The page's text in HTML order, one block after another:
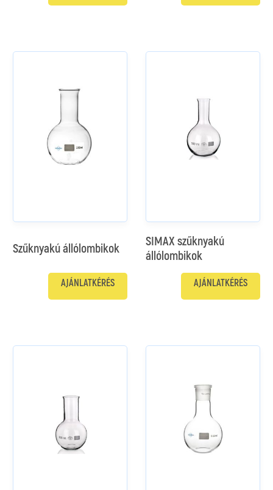
Szűknyakú állólombikok
AJÁNLATKÉRÉS
SIMAX szűknyakú
állólombikok
AJÁNLATKÉRÉS